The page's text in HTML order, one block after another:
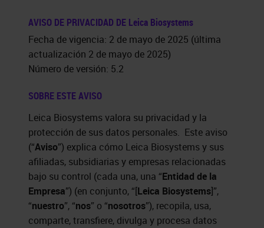
AVISO DE PRIVACIDAD DE Leica Biosystems
Fecha de vigencia: 2 de mayo de 2025 (última
actualización 2 de mayo de 2025)
Número de versión: 5.2
SOBRE ESTE AVISO
Leica Biosystemsvalora su privacidad y la
protección de sus datos personales. Este aviso
(“Aviso”) explica cómo Leica Biosystemsy sus
afiliadas, subsidiarias y empresas relacionadas
bajo su control (cada una, una “Entidad de la
Empresa”) (en conjunto, “[Leica Biosystems]”,
“nuestro”, “nos” o “nosotros”), recopila, usa,
comparte, transfiere, divulga y procesa datos